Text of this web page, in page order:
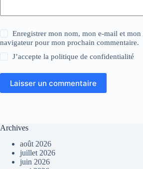
Enregistrer mon nom, mon e-mail et mon
navigateur pour mon prochain commentaire.
J’accepte lapolitique de confidentialité
Laisser un commentaire
Archives
août 2026
juillet 2026
juin 2026